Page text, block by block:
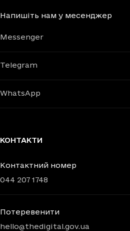
Напишіть нам у месенджер
Messenger
Telegram
WhatsApp
КОНТАКТИ
Контактний номер
044 207 1748
Потеревенити
hello@thedigital.gov.ua